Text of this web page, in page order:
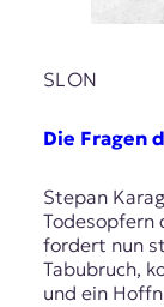
SLON
Die Fragen
Stepan
Todesopfern
fordert nun
Tabubruch,
und ein